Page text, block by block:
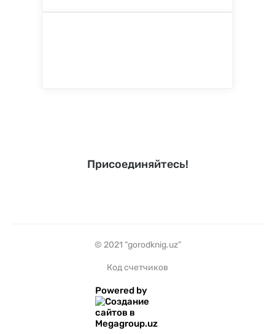
Присоединяйтесь!
© 2021 “gorodknig.uz”
Код счетчиков
Powered by